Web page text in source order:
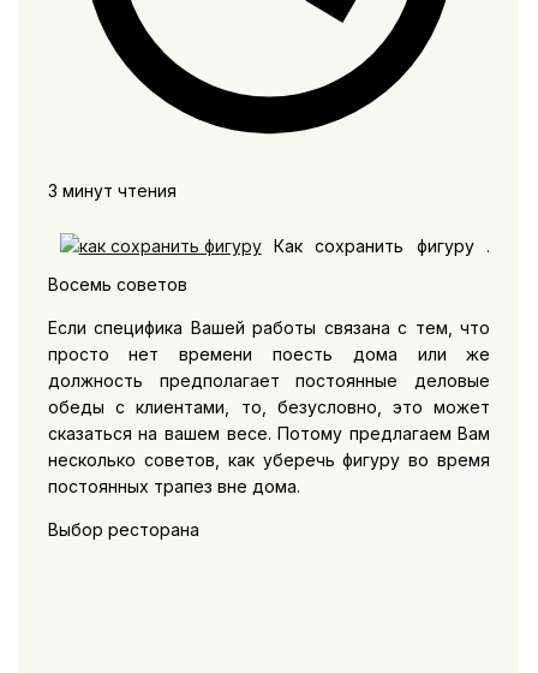
3 минут чтения
Как сохранить фигуру .
Восемь советов
Если специфика Вашей работы связана с тем, что
просто нет времени поесть дома или же
должность предполагает постоянные деловые
обеды с клиентами, то, безусловно, это может
сказаться на вашем весе. Потому предлагаем Вам
несколько советов, как уберечь фигуру во время
постоянных трапез вне дома.
Выбор ресторана